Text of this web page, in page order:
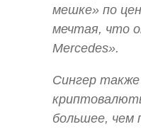
мешке» по
мечтая, что
Mercedes».
Сингер
большее, чем